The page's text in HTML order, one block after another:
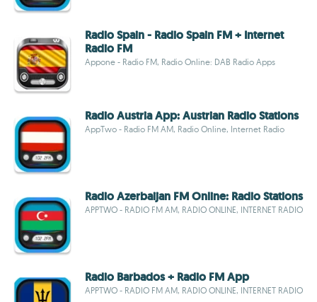
Radio Spain - Radio Spain FM + Internet
Radio FM
Appone - Radio FM, Radio Online: DAB Radio Apps
Radio Austria App: Austrian Radio Stations
AppTwo - Radio FM AM, Radio Online, Internet Radio
Radio Azerbaijan FM Online: Radio Stations
APPTWO - RADIO FM AM, RADIO ONLINE, INTERNET RADIO
Radio Barbados + Radio FM App
APPTWO - RADIO FM AM, RADIO ONLINE, INTERNET RADIO